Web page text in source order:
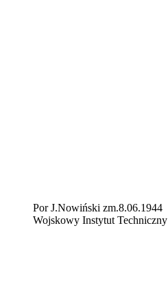
Por J.Nowiński zm.8.06.1944
Wojskowy Instytut Techniczny